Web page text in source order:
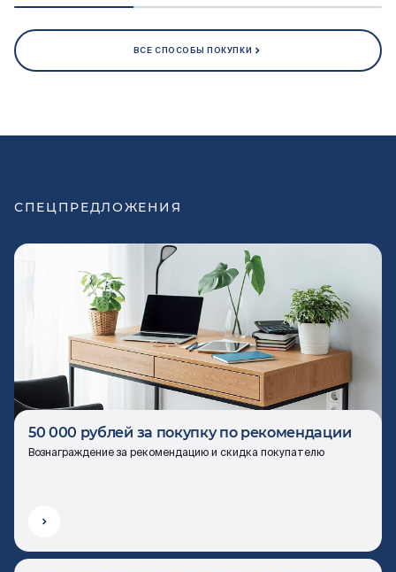
ВСЕ СПОСОБЫ ПОКУПКИ
СПЕЦПРЕДЛОЖЕНИЯ
50 000 рублей за покупку по рекомендации
Вознаграждение за рекомендацию и скидка покупателю